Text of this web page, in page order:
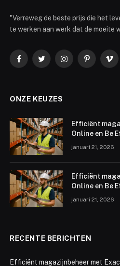
"Verreweg de beste prijs die het
te werken aan werk dat de moeite
FacebookTwitterInstagramPinterest
ONZE KEUZES
Efficiënt
Online en Be
januari 21, 2026
Efficiënt
Online en Be
januari 21, 2026
RECENTE BERICHTEN
Efficiënt magazijnbeheer met